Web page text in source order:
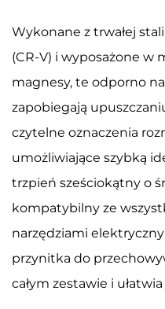
Wykonane z trwałej
(CR-V) i wyposażone w
magnesy, te odporno
zapobiegają
czytelne oznaczenia
umożliwiające szybką
trzpień sześciokątny o
kompatybilny ze
narzędziami
przynitka do
całym zestawie i